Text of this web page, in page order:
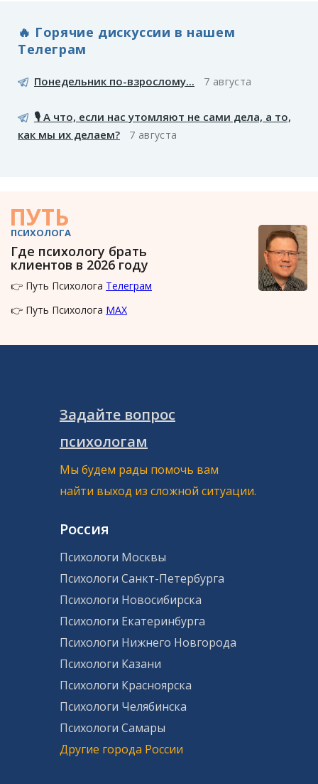
🔥 Горячие дискуссии в нашем
Телеграм
Понедельник по-взрослому... 7 августа
🎙️ А что, если нас утомляют не сами дела, а то,
как мы их делаем?
7 августа
ПУТЬ
ПСИХОЛОГА
Где психологу брать
клиентов в 2026 году
👉 Путь Психолога Телеграм
👉 Путь Психолога MAX
Задайте вопрос
психологам
Мы будем рады помочь вам
найти выход из сложной ситуации.
Россия
Психологи Москвы
Психологи Санкт-Петербурга
Психологи Новосибирска
Психологи Екатеринбурга
Психологи Нижнего Новгорода
Психологи Казани
Психологи Красноярска
Психологи Челябинска
Психологи Самары
Другие города России